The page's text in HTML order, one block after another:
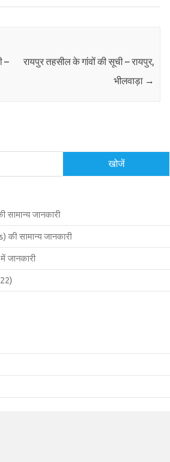
–
रायपुर तहसील के गांवों की सूची – रायपुर,
भीलवाड़ा →
खोजें
सामान्य जानकारी
की सामान्य जानकारी
जानकारी